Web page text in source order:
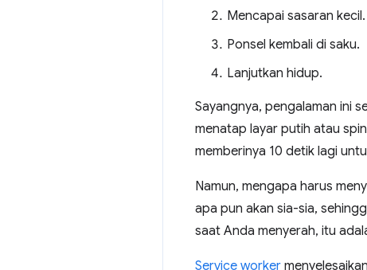
Mencapai sasaran kecil.
Ponsel kembali di saku.
Lanjutkan hidup.
Sayangnya, pengalaman ini
menatap layar putih atau
memberinya 10 detik lagi
Namun, mengapa harus
apa pun akan sia-sia,
saat Anda menyerah, itu
Service worker